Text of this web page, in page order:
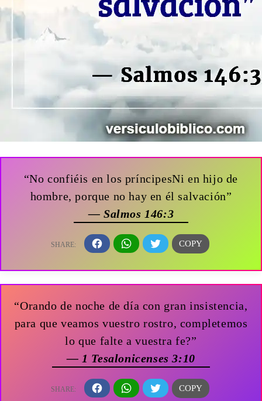
“No confiéis en los príncipesNi en hijo de
hombre, porque no hay en él salvación”
— Salmos 146:3
“Orando de noche de día con gran insistencia,
para que veamos vuestro rostro, completemos
lo que falte a vuestra fe?”
— 1 Tesalonicenses 3:10